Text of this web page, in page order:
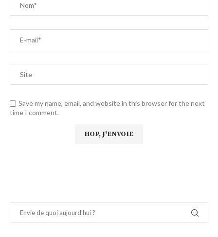
Save my name, email, and website in this browser for the next
time I comment.